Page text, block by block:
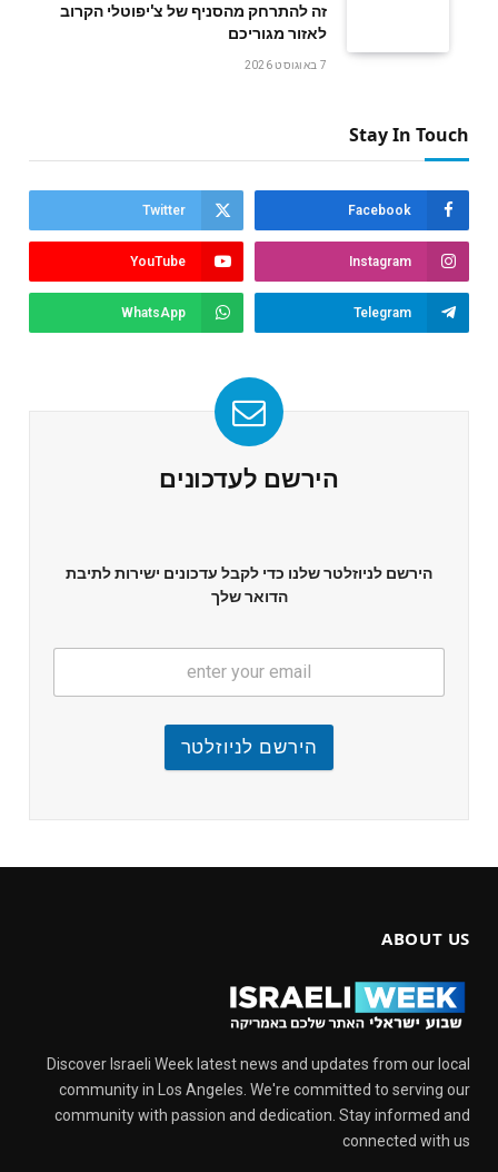
זה להתרחק מהסניף של צ'יפוטלי הקרוב
לאזור מגוריכם
7 באוגוסט 2026
Stay In Touch
Facebook
Twitter
Instagram
YouTube
Telegram
WhatsApp
הירשם לעדכונים
הירשם לניוזלטר שלנו כדי לקבל עדכונים ישירות לתיבת
הדואר שלך
הירשם לניוזלטר
ABOUT US
Discover Israeli Week latest news and updates from our local
community in Los Angeles. We're committed to serving our
community with passion and dedication. Stay informed and
connected with us